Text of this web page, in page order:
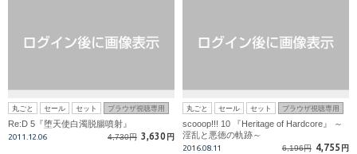
丸ごと セール セット ブラウザ視聴専用
Re:D 5『堕天使白濁脱腸噴射』
2011.12.06 4,730円 3,630 円
丸ごと セール セット ブラウザ視聴専用
scooop!!! 10 『Heritage of Hardcore』 ～
淫乱と悪徳の軌跡～
2016.08.11 6,196円 4,755 円